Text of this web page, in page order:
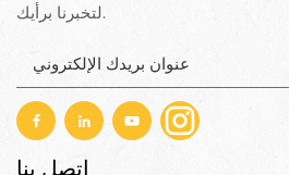
لتخبرنا برأيك.
اتصل بنا